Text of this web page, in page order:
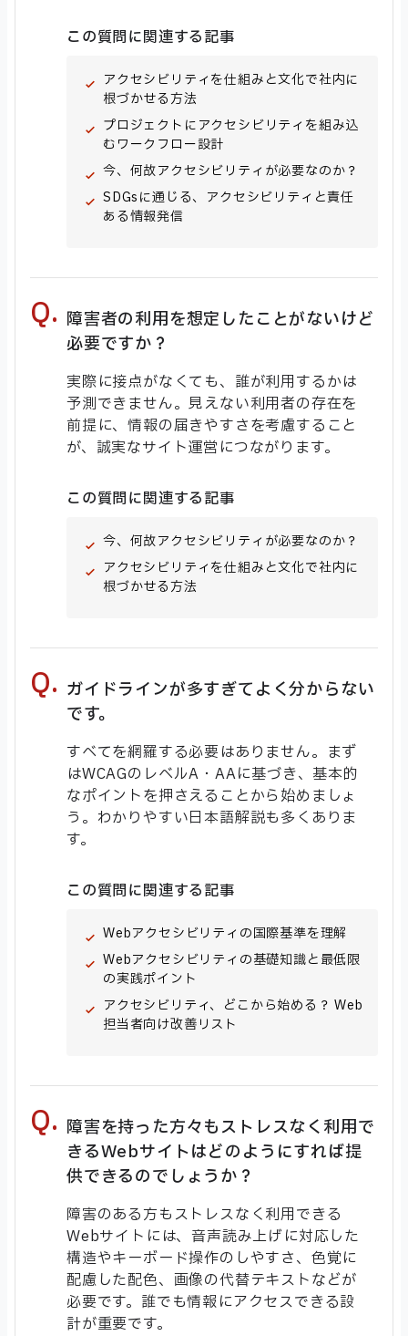
この質問に関連する記事
アクセシビリティを仕組みと文化で社内に
根づかせる方法
プロジェクトにアクセシビリティを組み込
むワークフロー設計
今、何故アクセシビリティが必要なのか？
SDGsに通じる、アクセシビリティと責任
ある情報発信
障害者の利用を想定したことがないけど
必要ですか？
実際に接点がなくても、誰が利用するかは
予測できません。見えない利用者の存在を
前提に、情報の届きやすさを考慮すること
が、誠実なサイト運営につながります。
この質問に関連する記事
今、何故アクセシビリティが必要なのか？
アクセシビリティを仕組みと文化で社内に
根づかせる方法
ガイドラインが多すぎてよく分からない
です。
すべてを網羅する必要はありません。まず
はWCAGのレベルA・AAに基づき、基本的
なポイントを押さえることから始めましょ
う。わかりやすい日本語解説も多くありま
す。
この質問に関連する記事
Webアクセシビリティの国際基準を理解
Webアクセシビリティの基礎知識と最低限
の実践ポイント
アクセシビリティ、どこから始める？ Web
担当者向け改善リスト
障害を持った方々もストレスなく利用で
きるWebサイトはどのようにすれば提
供できるのでしょうか？
障害のある方もストレスなく利用できる
Webサイトには、音声読み上げに対応した
構造やキーボード操作のしやすさ、色覚に
配慮した配色、画像の代替テキストなどが
必要です。誰でも情報にアクセスできる設
計が重要です。